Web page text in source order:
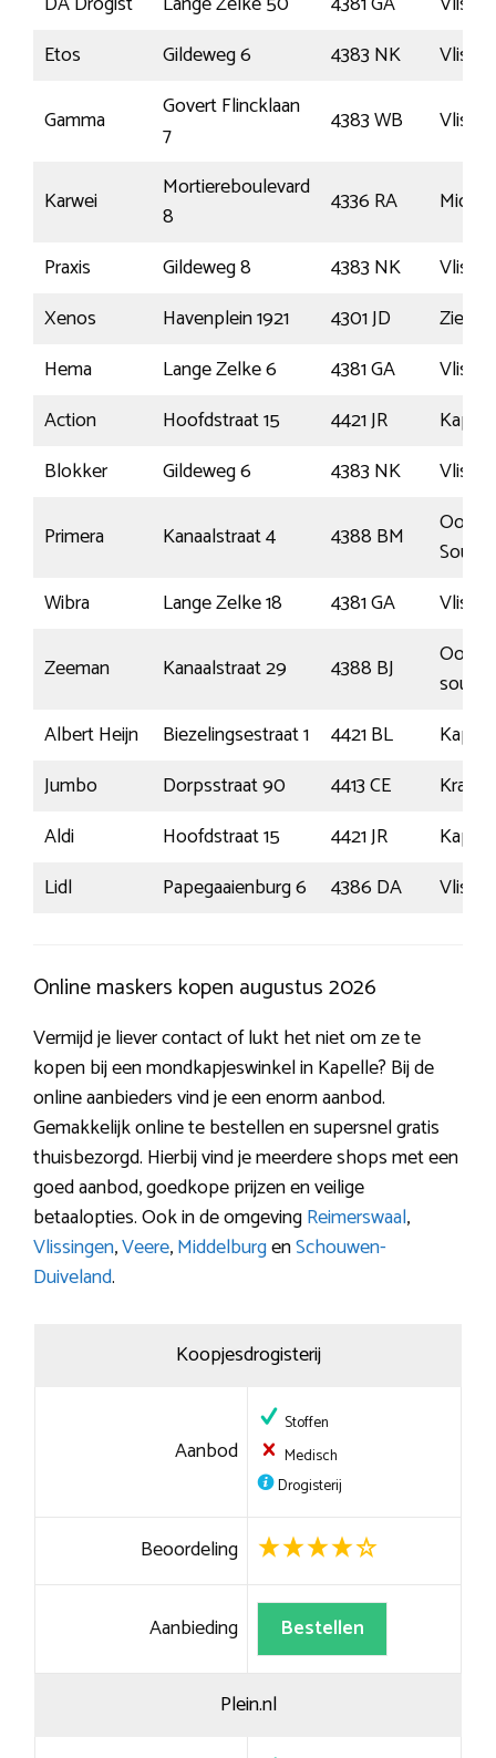
Etos
Gildeweg 6 4383 NK
Gamma
Govert Flincklaan
7
4383 WB
Karwei
Mortiereboulevard
8
4336 RA
Praxis
Gildeweg 8 4383 NK
Xenos
Havenplein 1921 4301 JD
Hema
Lange Zelke 6 4381 GA
Action
Hoofdstraat 15 4421 JR
Blokker
Gildeweg 6 4383 NK
Primera
Kanaalstraat 4 4388 BM
Oost-
Wibra
Lange Zelke 18 4381 GA
Zeeman
Kanaalstraat 29 4388 BJ
Oost-
Albert Heijn
Biezelingsestraat 1 4421 BL
Jumbo
Dorpsstraat 90 4413 CE
Aldi
Hoofdstraat 15 4421 JR
Lidl
Papegaaienburg 6 4386 DA
Online maskers kopen augustus 2026
Vermijd je liever contact of lukt het niet om ze te
kopen bij een mondkapjeswinkel in Kapelle? Bij de
online aanbieders vind je een enorm aanbod.
Gemakkelijk online te bestellen en supersnel gratis
thuisbezorgd. Hierbij vind je meerdere shops met een
goed aanbod, goedkope prijzen en veilige
betaalopties. Ook in de omgevingReimerswaal,
Vlissingen,Veere,MiddelburgenSchouwen-
Duiveland.
Koopjesdrogisterij
Aanbod
Stoffen
Medisch
Drogisterij
Beoordeling
Aanbieding Bestellen
Plein.nl